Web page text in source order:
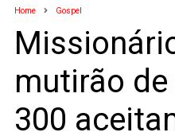
Home Gospel
mutirão
300